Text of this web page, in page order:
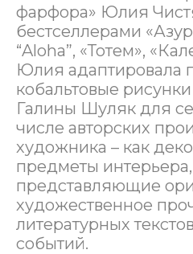
фарфора» Юлия
бестселлерами
“Aloha”, «Тотем»,
Юлия адаптировала
кобальтовые
Галины Шуляк для
числе авторских
художника – как
предметы
представляющие
художественное
литературных
событий.